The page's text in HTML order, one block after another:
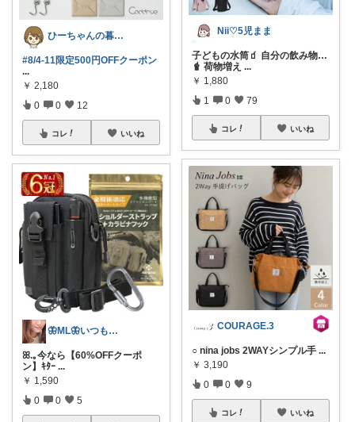
ひーちゃんの暮らしと服ROOM🌷
#8/4-11限定500円OFFクーポン
...
￥ 2,180
0 0 12
コレ いいね
🦋ML🦋いつもありがとう💓
ꕤ.｡今なら【60%OFFクーポ
ン】ｷﾀｰ ...
￥ 1,590
0 0 5
Nii♡5児まま
子どもの水筒🧃 自分の飲み物…
🧋 荷物増え ...
￥ 1,880
1 0 79
コレ いいね
COURAGE.3
○ nina jobs 2WAYシンプル手 ...
￥ 3,190
0 0 9
コレ いいね